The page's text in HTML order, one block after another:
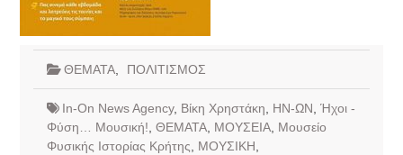
ΘΕΜΑΤΑ, ΠΟΛΙΤΙΣΜΟΣ
In-On News Agency, Βίκη Χρηστάκη ΗΝ-ΩΝ Ήχοι -
Φύση… Μουσική! ΘΕΜΑΤΑ, ΜΟΥΣΕΙΑ, Μουσείο
Φυσικής Ιστορίας Κρήτης
ΜΟΥΣΙΚΗ